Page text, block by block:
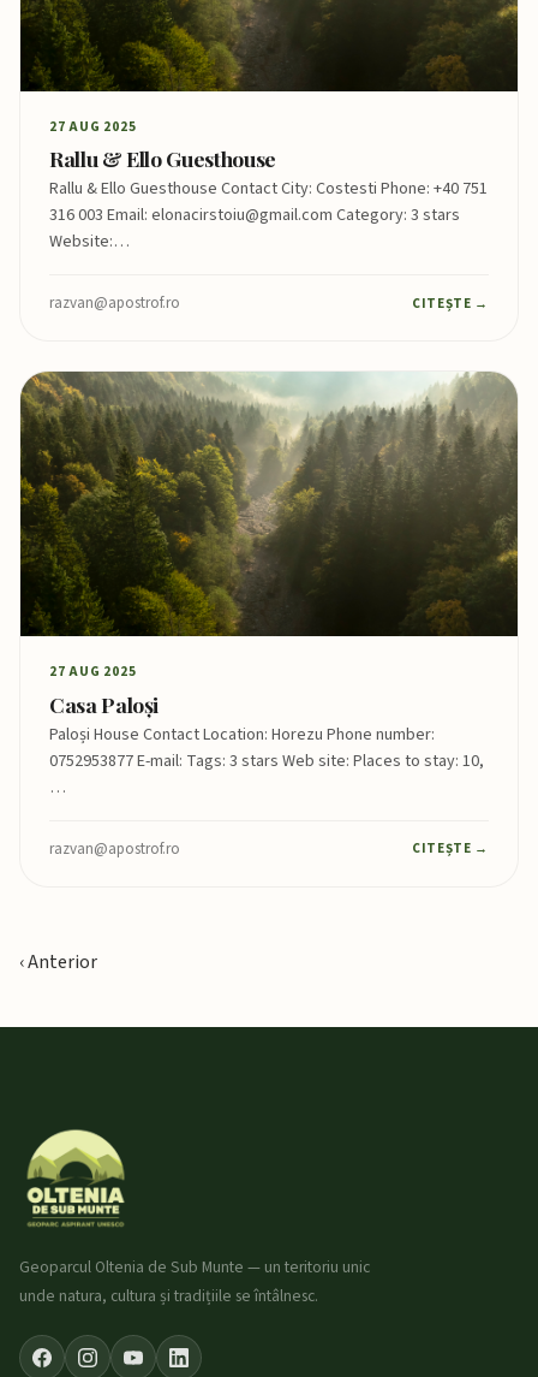
27 AUG 2025
Rallu & Ello Guesthouse
Rallu & Ello Guesthouse Contact City: Costesti Phone: +40 751
316 003 Email: elonacirstoiu@gmail.com Category: 3 stars
Website:…
razvan@apostrof.ro CITEȘTE →
27 AUG 2025
Casa Paloși
Paloși House Contact Location: Horezu Phone number:
0752953877 E-mail: Tags: 3 stars Web site: Places to stay: 10,
…
razvan@apostrof.ro CITEȘTE →
‹ Anterior
Geoparcul Oltenia de Sub Munte — un teritoriu unic
unde natura, cultura și tradițiile se întâlnesc.